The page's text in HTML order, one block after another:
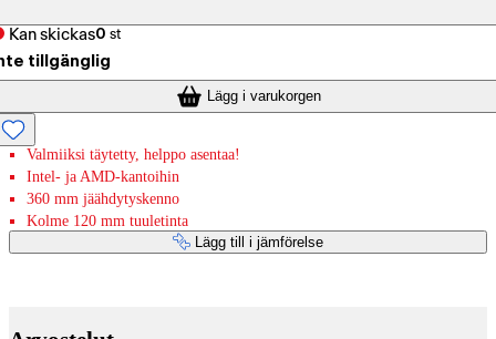
Kan skickas0 st
tillgänglig
Lägg i varukorgen
Valmiiksi täytetty, helppo asentaa!
Intel- ja AMD-kantoihin
360 mm jäähdytyskenno
Kolme 120 mm tuuletinta
Lägg till i jämförelse